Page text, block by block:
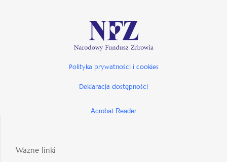
Polityka prywatności i cookies
Deklaracja dostępności
Acrobat Reader
Ważne linki